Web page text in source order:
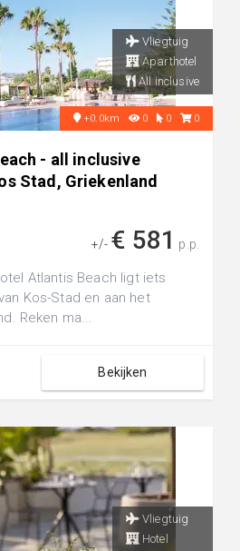
Vliegtuig
Aparthotel
All inclusive
+0.0km 0 0 0
- all inclusive
Stad, Griekenland
+/- € 581 p.p.
Atlantis Beach ligt iets
Kos-Stad en aan het
Reken ma...
Bekijken
Vliegtuig
Hotel